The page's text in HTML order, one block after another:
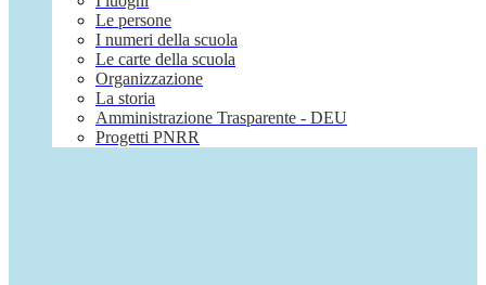
Le persone
I numeri della scuola
Le carte della scuola
Organizzazione
La storia
Amministrazione Trasparente - DEU
Progetti PNRR